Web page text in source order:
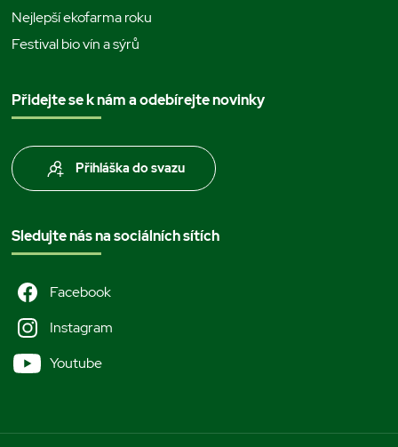
Nejlepší ekofarma roku
Festival bio vín a sýrů
Přidejte se k nám a odebírejte novinky
Přihláška do svazu
Sledujte nás na sociálních sítích
Facebook
Instagram
Youtube